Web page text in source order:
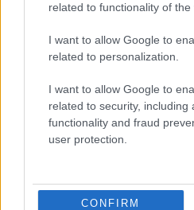
related to functionality of the
I want to allow Google to
related to personalization.
I want to allow Google to
related to security, including
functionality and fraud
user protection.
CONFIRM
tetőcserép
megteremtése sík